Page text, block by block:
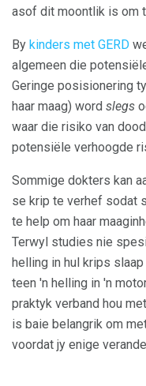
asof dit moontlik is om
By kinders met GERD
algemeen die
Geringe posisionering
haar maag) word slegs
waar die risiko van
potensiële verhoogde
Sommige dokters kan
se krip te verhef sodat
te help om haar
Terwyl studies nie
helling in hul krips
teen 'n helling in 'n
praktyk verband hou
is baie belangrik om
voordat jy enige